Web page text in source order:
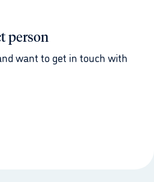
person
want to get in touch with